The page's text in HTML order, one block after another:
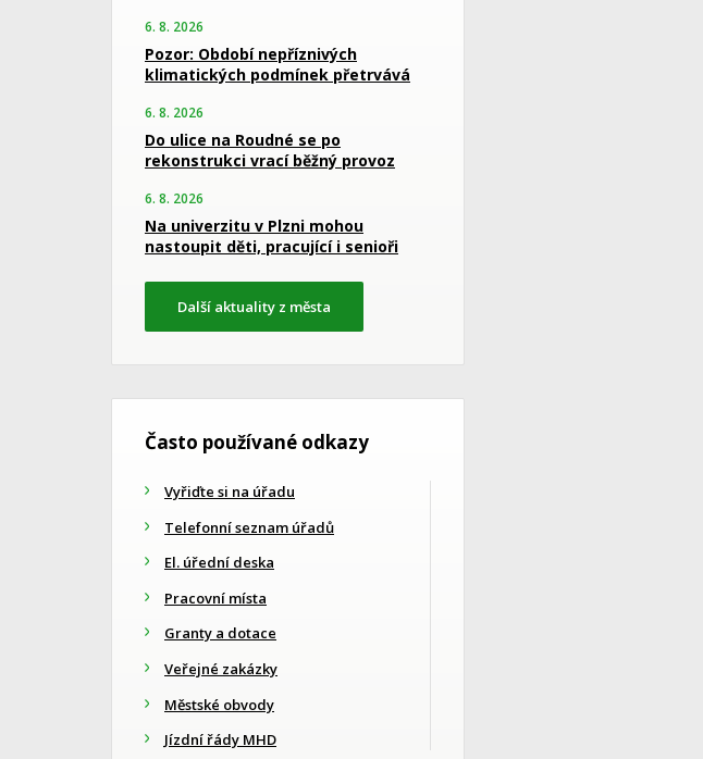
6. 8. 2026
Pozor: Období nepříznivých
klimatických podmínek přetrvává
6. 8. 2026
Do ulice na Roudné se po
rekonstrukci vrací běžný provoz
6. 8. 2026
Na univerzitu v Plzni mohou
nastoupit děti, pracující i senioři
Další aktuality z města
Často používané odkazy
Vyřiďte si na úřadu
Telefonní seznam úřadů
El. úřední deska
Pracovní místa
Granty a dotace
Veřejné zakázky
Městské obvody
Jízdní řády MHD